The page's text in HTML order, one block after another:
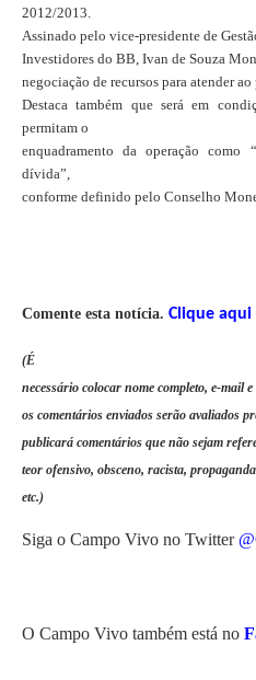
2012/2013.
Assinado pelo vice-presidente de
Investidores do BB, Ivan de Souza
negociação de recursos para atender
Destaca também que será em
permitam o
enquadramento da operação
dívida”,
conforme definido pelo Conselho
Comente esta notícia. Clique
(É
necessário colocar nome completo, e-mail
os comentários enviados serão avaliados
publicará comentários que não sejam
teor ofensivo, obsceno, racista,
etc.)
Siga o Campo Vivo no Twitter
O Campo Vivo também está no